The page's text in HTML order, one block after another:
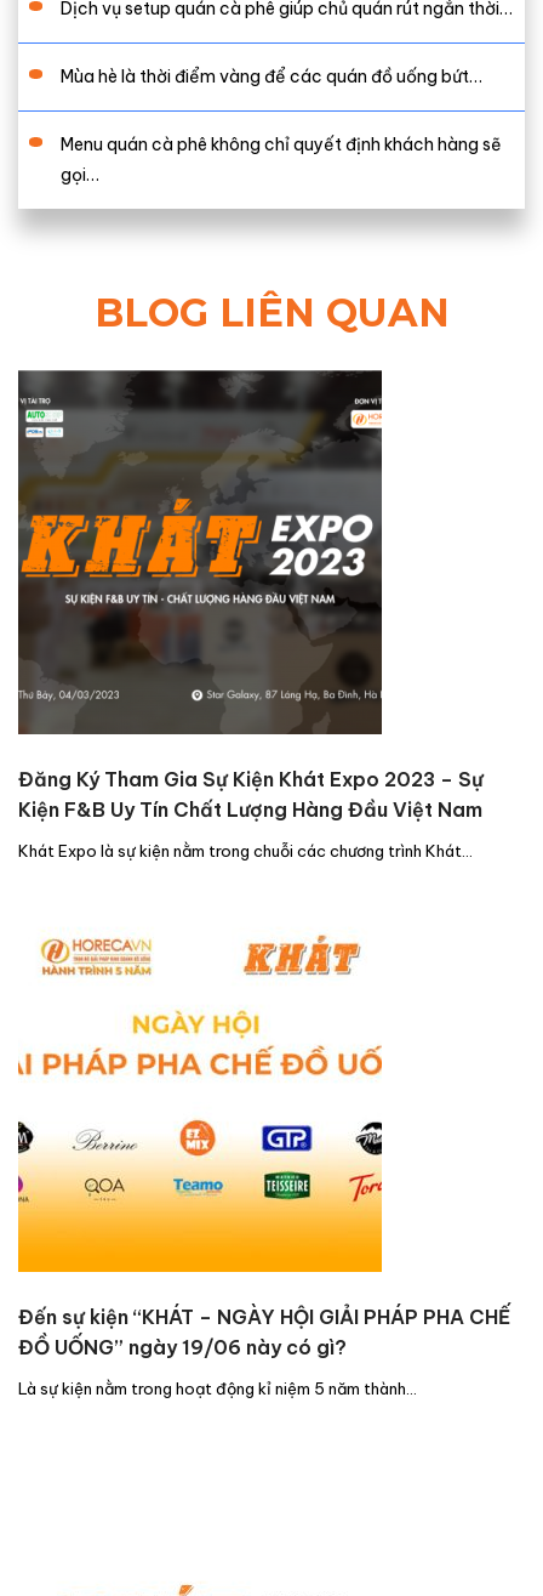
Dịch vụ setup quán cà phê giúp chủ quán rút ngắn thời…
Mùa hè là thời điểm vàng để các quán đồ uống bứt…
Menu quán cà phê không chỉ quyết định khách hàng sẽ
gọi…
BLOG LIÊN QUAN
Đăng Ký Tham Gia Sự Kiện Khát Expo 2023 – Sự
Kiện F&B Uy Tín Chất Lượng Hàng Đầu Việt Nam
Khát Expo là sự kiện nằm trong chuỗi các chương trình Khát…
Đến sự kiện “KHÁT – NGÀY HỘI GIẢI PHÁP PHA CHẾ
ĐỒ UỐNG” ngày 19/06 này có gì?
Là sự kiện nằm trong hoạt động kỉ niệm 5 năm thành…